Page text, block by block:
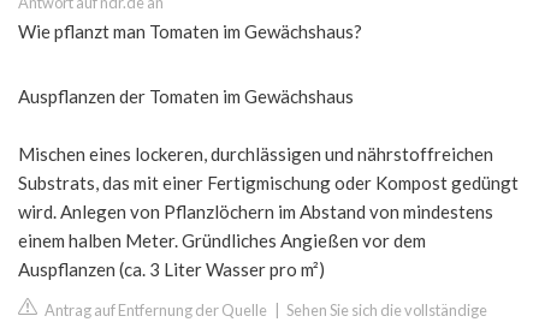
Wie pflanzt man Tomaten im Gewächshaus?
Auspflanzen der Tomaten im Gewächshaus
Mischen eines lockeren, durchlässigen und nährstoffreichen
Substrats, das mit einer Fertigmischung oder Kompost gedüngt
wird. Anlegen von Pflanzlöchern im Abstand von mindestens
einem halben Meter. Gründliches Angießen vor dem
Auspflanzen (ca. 3 Liter Wasser pro m²)
Antrag auf Entfernung der Quelle Sehen Sie sich die vollständige